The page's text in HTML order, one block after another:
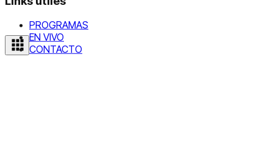
PROGRAMAS
EN VIVO
CONTACTO